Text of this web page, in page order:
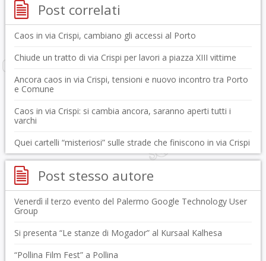
Post correlati
Caos in via Crispi, cambiano gli accessi al Porto
Chiude un tratto di via Crispi per lavori a piazza XIII vittime
Ancora caos in via Crispi, tensioni e nuovo incontro tra Porto
e Comune
Caos in via Crispi: si cambia ancora, saranno aperti tutti i
varchi
Quei cartelli “misteriosi” sulle strade che finiscono in via Crispi
Post stesso autore
Venerdì il terzo evento del Palermo Google Technology User
Group
Si presenta “Le stanze di Mogador” al Kursaal Kalhesa
“Pollina Film Fest” a Pollina